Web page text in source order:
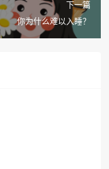
下一篇
你为什么难以入睡？